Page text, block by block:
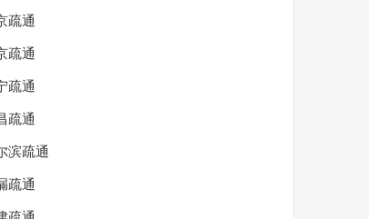
疏通
疏通
疏通
疏通
滨疏通
疏通